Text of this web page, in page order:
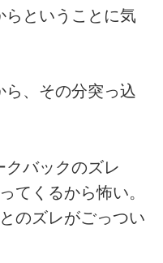
らということに気
、その分突っ込
バックのズレ
てくるから怖い。
のズレがごっつい